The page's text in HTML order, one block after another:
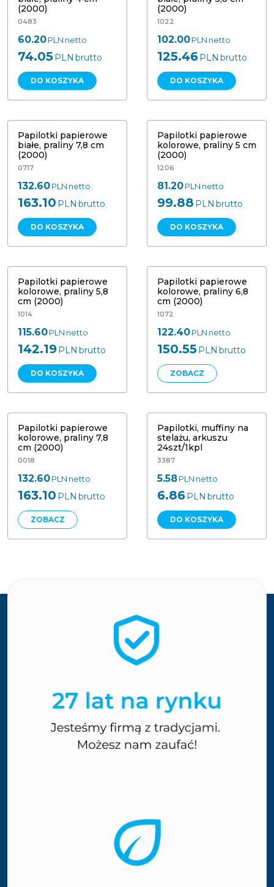
(2000)
0483
60.20PLN netto
74.05PLN brutto
DO KOSZYKA
(2000)
1022
102.00PLN netto
125.46PLN brutto
DO KOSZYKA
Papilotki papierowe białe, praliny
Papilotki papierowe
białe, praliny 7,8 cm
(2000)
0717
132.60PLN netto
163.10 PLN brutto
DO KOSZYKA
Papilotki papierowe kolorowe,
Papilotki papierowe
kolorowe, praliny 5 cm
(2000)
1206
81.20PLN netto
99.88 PLN brutto
DO KOSZYKA
Papilotki papierowe kolorowe,
Papilotki papierowe
kolorowe, praliny 5,8
cm (2000)
1014
115.60PLN netto
142.19PLN brutto
DO KOSZYKA
Papilotki papierowe kolorowe,
Papilotki papierowe
kolorowe, praliny 6,8
cm (2000)
1072
122.40PLN netto
150.55PLN brutto
ZOBACZ
Papilotki papierowe kolorowe,
Papilotki papierowe
kolorowe, praliny 7,8
cm (2000)
0018
132.60PLN netto
163.10 PLN brutto
ZOBACZ
Papilotki, muffiny na stelażu,
Papilotki, muffiny na
stelażu, arkuszu
24szt/1kpl
3387
5.58PLN netto
6.86PLN brutto
DO KOSZYKA